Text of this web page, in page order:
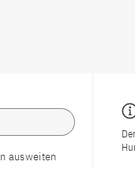
ausweiten
Der